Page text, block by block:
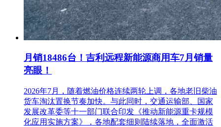
月销18486台！吉利远程新能源商用车7月销量
亮眼！
2026年7月，随着燃油价格连续两轮上调，各地老旧柴油
货车淘汰置换节奏加快。与此同时，交通运输部、国家
发展改革委等十一部门联合印发《推动新能源重卡规模
化应用实施方案》，各地配套细则陆续落地，全面激活